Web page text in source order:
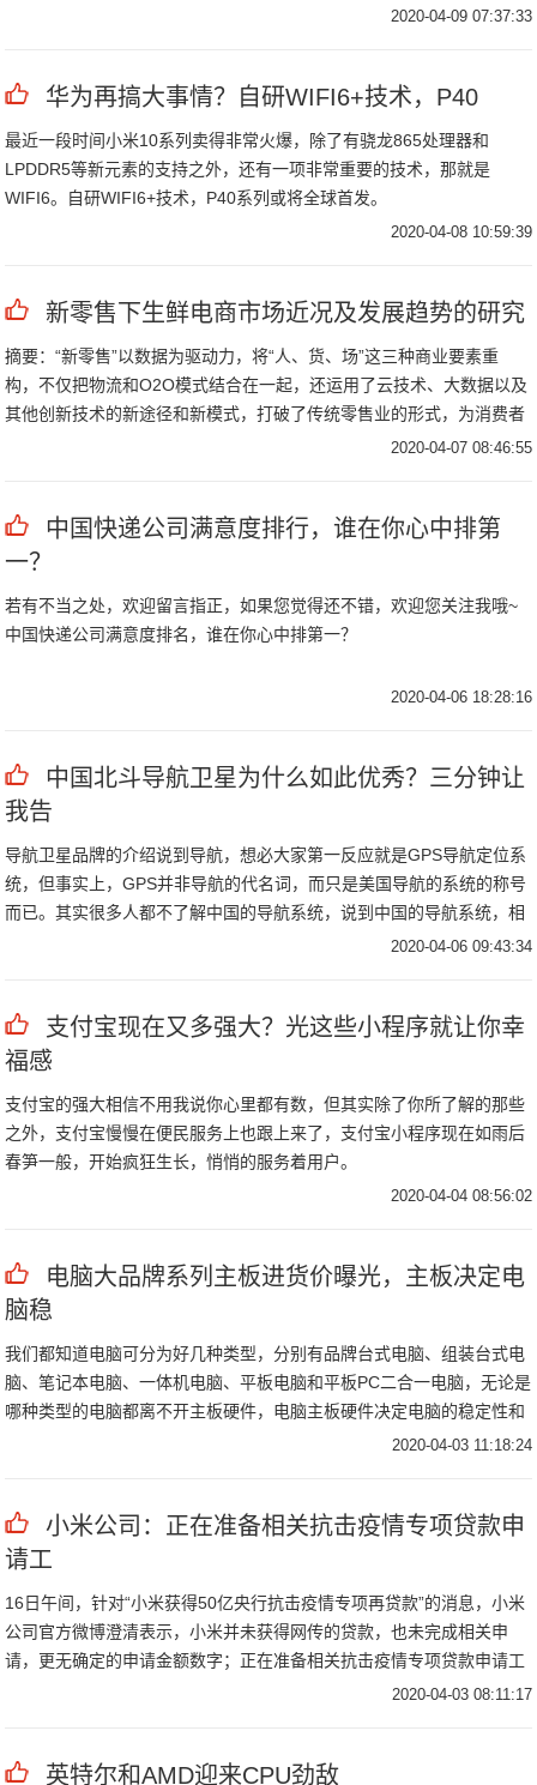
没有出现过掉线的情况，并且和我以前的路由器相比，信号更强，覆盖
2020-04-09 07:37:33
华为再搞大事情？自研WIFI6+技术，P40
最近一段时间小米10系列卖得非常火爆，除了有骁龙865处理器和
LPDDR5等新元素的支持之外，还有一项非常重要的技术，那就是
WIFI6。自研WIFI6+技术，P40系列或将全球首发。
2020-04-08 10:59:39
新零售下生鲜电商市场近况及发展趋势的研究
摘要：“新零售”以数据为驱动力，将“人、货、场”这三种商业要素重
构，不仅把物流和O2O模式结合在一起，还运用了云技术、大数据以及
其他创新技术的新途径和新模式，打破了传统零售业的形式，为消费者
提供了便捷和享受，从而和消费者建立了新的接触模式。2020-04-07 08:46:55
中国快递公司满意度排行，谁在你心中排第
一？
若有不当之处，欢迎留言指正，如果您觉得还不错，欢迎您关注我哦~
中国快递公司满意度排名，谁在你心中排第一？
2020-04-06 18:28:16
中国北斗导航卫星为什么如此优秀？三分钟让
我告
导航卫星品牌的介绍说到导航，想必大家第一反应就是GPS导航定位系
统，但事实上，GPS并非导航的代名词，而只是美国导航的系统的称号
而已。其实很多人都不了解中国的导航系统，说到中国的导航系统，相
2020-04-06 09:43:34
支付宝现在又多强大？光这些小程序就让你幸
福感
支付宝的强大相信不用我说你心里都有数，但其实除了你所了解的那些
之外，支付宝慢慢在便民服务上也跟上来了，支付宝小程序现在如雨后
春笋一般，开始疯狂生长，悄悄的服务着用户。
2020-04-04 08:56:02
电脑大品牌系列主板进货价曝光，主板决定电
脑稳
我们都知道电脑可分为好几种类型，分别有品牌台式电脑、组装台式电
脑、笔记本电脑、一体机电脑、平板电脑和平板PC二合一电脑，无论是
哪种类型的电脑都离不开主板硬件，电脑主板硬件决定电脑的稳定性和
综合性能，特别是组装电脑的主板对电脑综合性能影响非常大，因为电
2020-04-03 11:18:24
小米公司：正在准备相关抗击疫情专项贷款申
请工
16日午间，针对“小米获得50亿央行抗击疫情专项再贷款”的消息，小米
公司官方微博澄清表示，小米并未获得网传的贷款，也未完成相关申
请，更无确定的申请金额数字；正在准备相关抗击疫情专项贷款申请工
2020-04-03 08:11:17
英特尔和AMD迎来CPU劲敌